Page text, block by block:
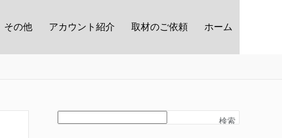
その他 アカウント紹介 取材のご依頼 ホーム
検索